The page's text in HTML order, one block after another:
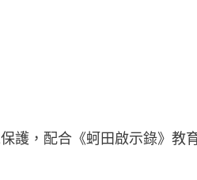
護，配合《蚵田啟示錄》教